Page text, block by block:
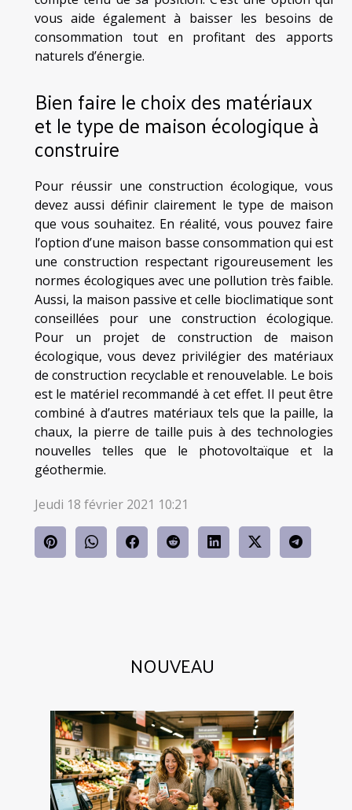
NOUVEAU
vous aide également à baisser les besoins de
consommation tout en profitant des apports
naturels d’énergie.
Bien faire le choix des matériaux
et le type de maison écologique à
construire
Pour réussir une construction écologique, vous
devez aussi définir clairement le type de maison
que vous souhaitez. En réalité, vous pouvez faire
l’option d’une maison basse consommation qui est
une construction respectant rigoureusement les
normes écologiques avec une pollution très faible.
Aussi, la maison passive et celle bioclimatique sont
conseillées pour une construction écologique.
Pour un projet de construction de maison
écologique, vous devez privilégier des matériaux
de construction recyclable et renouvelable. Le bois
est le matériel recommandé à cet effet. Il peut être
combiné à d’autres matériaux tels que la paille, la
chaux, la pierre de taille puis à des technologies
nouvelles telles que le photovoltaïque et la
géothermie.
Jeudi 18 février 2021 10:21